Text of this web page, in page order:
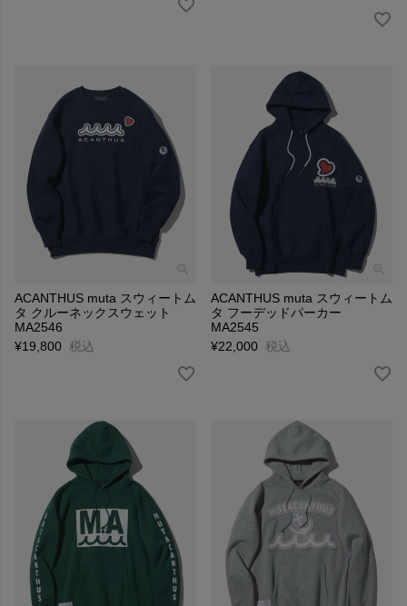
ACANTHUS muta スウィートム
タ クルーネックスウェット
MA2546
¥19,800 税込
ACANTHUS muta スウィートム
タ フーデッドパーカー
MA2545
¥22,000 税込